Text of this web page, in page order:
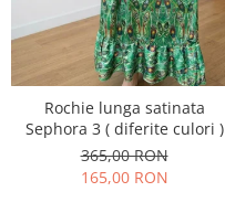
Rochie lunga satinata
Sephora 3 ( diferite culori )
365,00 RON
165,00 RON